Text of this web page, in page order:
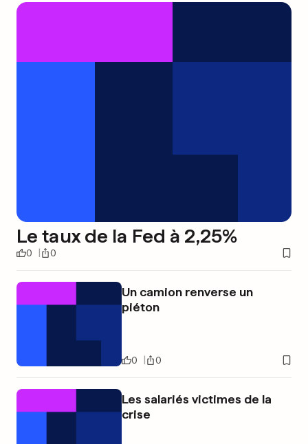
Le taux de la Fed à 2,25%
0 0
Un camion renverse un
piéton
0 0
Les salariés victimes de la
crise